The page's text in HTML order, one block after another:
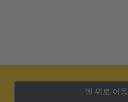
맨 위로 이동